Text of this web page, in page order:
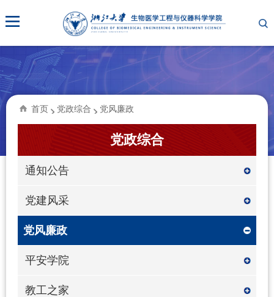
首页 党政综合 党风廉政
党政综合
通知公告
党建风采
党风廉政
平安学院
教工之家